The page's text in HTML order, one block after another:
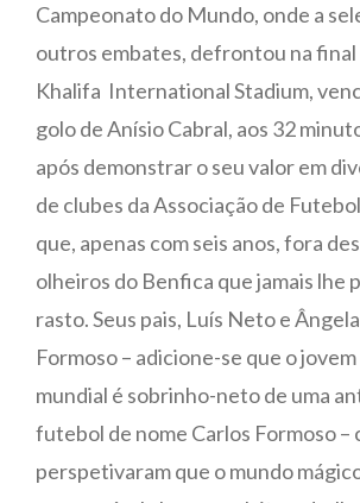
Campeonato do Mundo, onde a
outros embates, defrontou na final
Khalifa International Stadium,
golo de Anísio Cabral, aos 32
após demonstrar o seu valor em
de clubes da Associação de
que, apenas com seis anos, fora
olheiros do Benfica que jamais lhe
rasto. Seus pais, Luís Neto e
Formoso – adicione-se que o
mundial é sobrinho-neto de uma
futebol de nome Carlos Formoso –
perspetivaram que o mundo